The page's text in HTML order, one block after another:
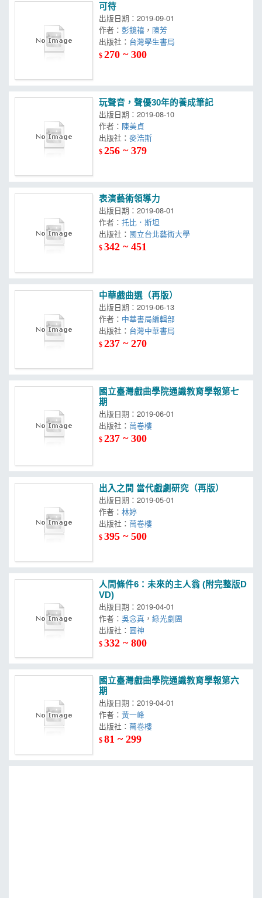
可待
出版日期：2019-09-01
作者：彭鏡禧 ， 陳芳
出版社：
$270 ~ 300
玩聲音，聲優30年的養成筆記
出版日期：2019-08-10
作者： 陳美貞
出版社：
$256 ~ 379
表演藝術領導力
出版日期：2019-08-01
作者：托比．斯坦
出版社：
$342 ~ 451
中華戲曲選（再版）
出版日期：2019-06-13
作者： 中華書局編輯部
出版社：
$237 ~ 270
國立臺灣戲曲學院通識教育學報第七
期
出版日期：2019-06-01
出版社：
$237 ~ 300
出入之間 當代戲劇研究（再版）
出版日期：2019-05-01
作者：林婷
出版社：
$395 ~ 500
人間條件6：未來的主人翁 (附完整版D
VD)
出版日期：2019-04-01
作者：吳念真 ，綠光劇團
出版社：
$332 ~ 800
國立臺灣戲曲學院通識教育學報第六
期
出版日期：2019-04-01
作者：黃一峰
出版社：
$81 ~ 299